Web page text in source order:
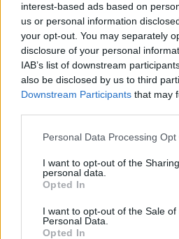
interest-based ads based on
us or personal information
your opt-out. You may separately
disclosure of your personal
IAB’s list of downstream
also be disclosed by us to third
Downstream Participants that may
Please note that this website/app
not limited to your visit or usage
grant or deny consent to Google
use your data for below specified
consent section.
Personal Data Processing Opt
I want to opt-out of the
personal data.
Opted In
I want to opt-out of the Sale of
Personal Data.
Opted In